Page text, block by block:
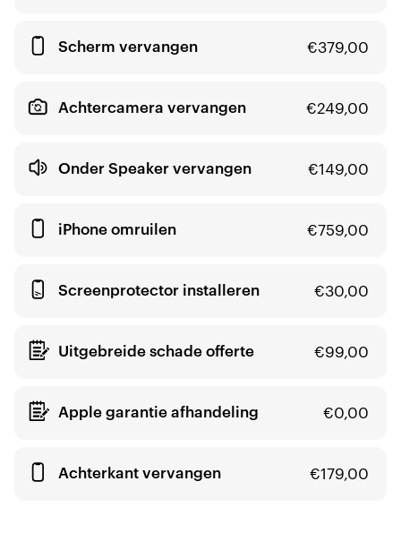
Scherm vervangen €379,00
Achtercamera vervangen €249,00
Onder Speaker vervangen €149,00
iPhone omruilen €759,00
Screenprotector installeren €30,00
Uitgebreide schade offerte €99,00
Apple garantie afhandeling €0,00
Achterkant vervangen €179,00